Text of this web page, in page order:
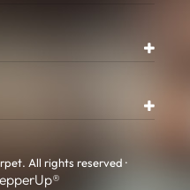
All rights reserved ·